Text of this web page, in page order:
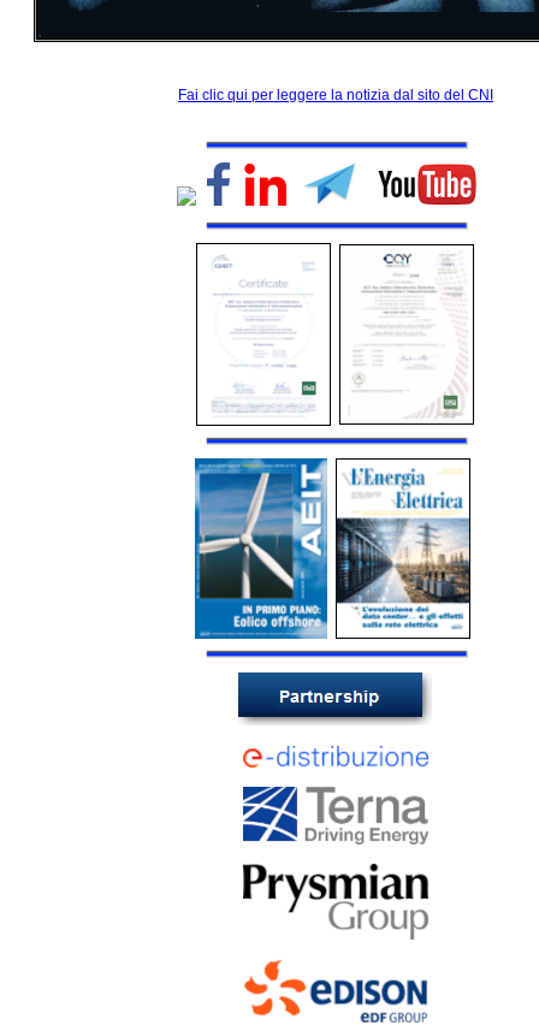
Fai clic qui per leggere la notizia dal sito del CNI